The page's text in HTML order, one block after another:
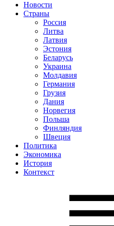
Новости
Страны
Россия
Литва
Латвия
Эстония
Беларусь
Украина
Молдавия
Германия
Грузия
Дания
Норвегия
Польша
Финляндия
Швеция
Политика
Экономика
История
Контекст